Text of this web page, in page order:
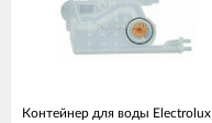
Контейнер для воды Electrolux